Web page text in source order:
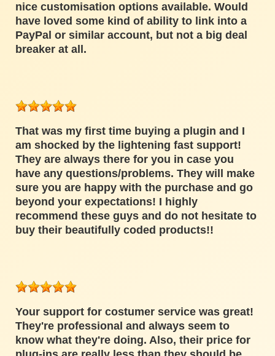
nice customisation options available. Would
have loved some kind of ability to link into a
PayPal or similar account, but not a big deal
breaker at all.
That was my first time buying a plugin and I
am shocked by the lightening fast support!
They are always there for you in case you
have any questions/problems. They will make
sure you are happy with the purchase and go
beyond your expectations! I highly
recommend these guys and do not hesitate to
buy their beautifully coded products!!
Your support for costumer service was great!
They're professional and always seem to
know what they're doing. Also, their price for